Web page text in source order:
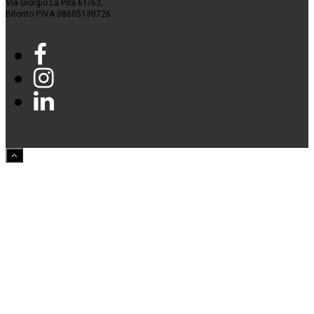
Via Giorgio La Pira 61/63,
Bitonto P.IVA 08605130726